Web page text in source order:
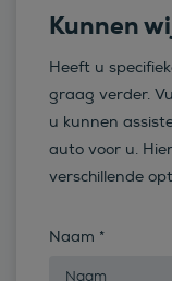
Kunnen
Heeft u
graag verder.
u kunnen
auto voor u.
verschillende
Naam *